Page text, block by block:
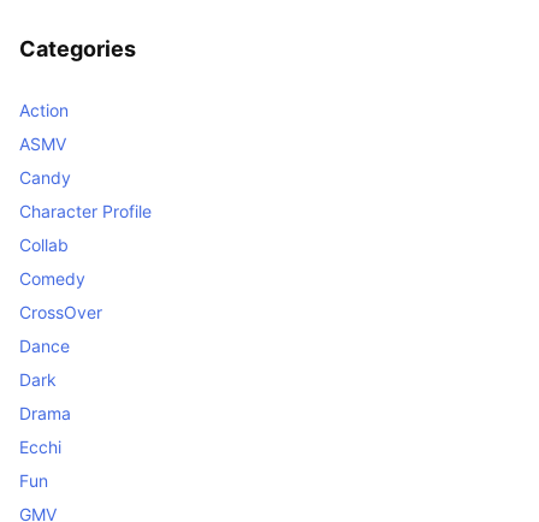
Categories
Action
ASMV
Candy
Character Profile
Collab
Comedy
CrossOver
Dance
Dark
Drama
Ecchi
Fun
GMV